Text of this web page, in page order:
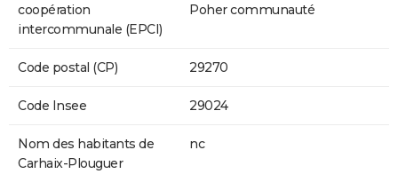
coopération
intercommunale (EPCI)
Poher communauté
Code postal (CP) 29270
Code Insee 29024
Nom des habitants de
Carhaix-Plouguer
nc